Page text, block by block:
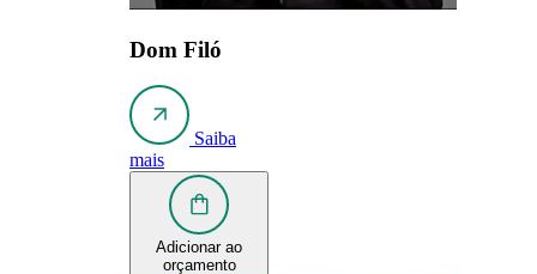
Dom Filó
Saiba
mais
Adicionar ao
orçamento